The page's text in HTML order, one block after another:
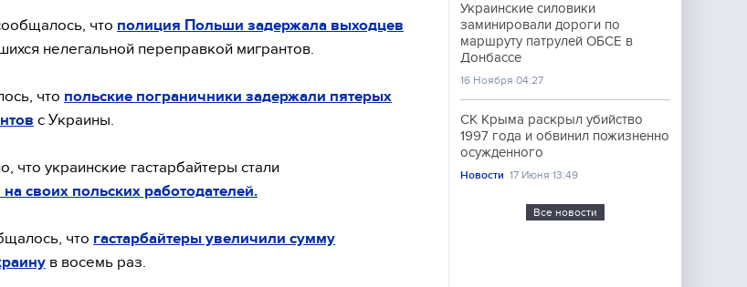
что полиция Польши задержала выходцев
нелегальной переправкой мигрантов.
что польские пограничники задержали пятерых
с Украины.
что украинские гастарбайтеры стали
своих польских работодателей.
что гастарбайтеры увеличили сумму
в восемь раз.
Украинские силовики
заминировали дороги по
маршруту патрулей ОБСЕ в
Донбассе
16 Ноября 04:27
СК Крыма раскрыл убийство
1997 года и обвинил пожизненно
осужденного
Новости 17 Июня 13:49
Все новости